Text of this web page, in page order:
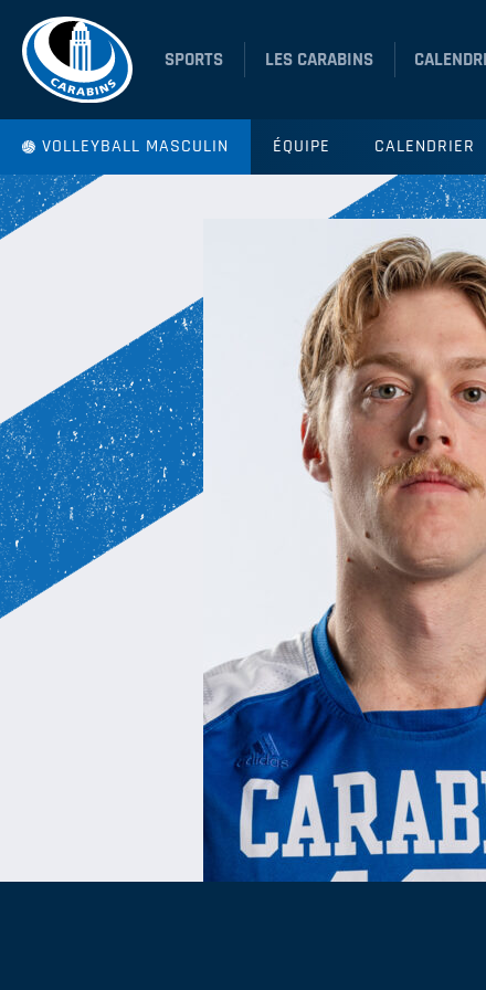
SPORTS LES CARABINS
VOLLEYBALL MASCULIN ÉQUIPE CALENDRIER